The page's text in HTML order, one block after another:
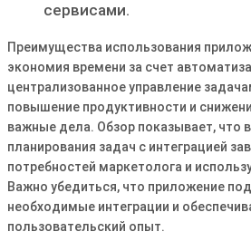
сервисами.
Преимущества использования
экономия времени за счет
централизованное управление
повышение продуктивности и
важные дела. Обзор показывает, что
планирования задач с интеграцией
потребностей маркетолога и
Важно убедиться, что приложение
необходимые интеграции и
пользовательский опыт.